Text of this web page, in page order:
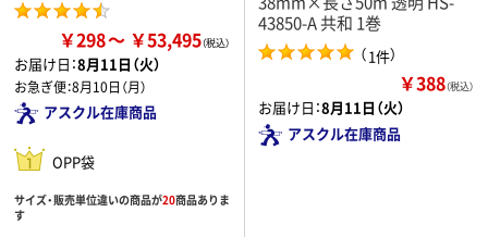
￥298 ￥53,495
お届け日：8月11日（火）
お急ぎ便：8月10日（月）
アスクル在庫商品
OPP袋
サイズ・販売単位違いの商品が20商品ありま
す
43850-A 共和 1巻
（1件）
￥388（税込）
お届け日：8月11日（火）
アスクル在庫商品